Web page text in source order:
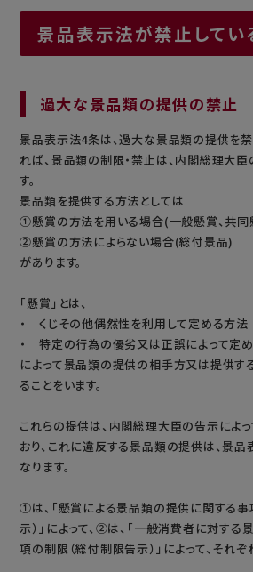
景品表示法が禁止してい
過大な景品類の提供の禁止
景品表示法4条は、過大な景品類の提供を禁
れば、景品類の制限・禁止は、内閣総理大
す。
景品類を提供する方法としては
①懸賞の方法を用いる場合(一般懸賞、共同
②懸賞の方法によらない場合(総付景品)
があります。
「懸賞」とは、
・ くじその他偶然性を利用して定める方法
・ 特定の行為の優劣又は正誤によって定
によって景品類の提供の相手方又は提供す
ることをいます。
これらの提供は、内閣総理大臣の告示によ
おり、これに違反する景品類の提供は、景
なります。
①は、「懸賞による景品類の提供に関する
示）」によって、②は、「一般消費者に対す
項の制限（総付制限告示）」によって、それぞ